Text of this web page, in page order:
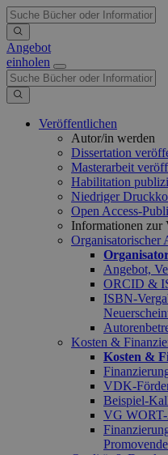
Angebot
einholen
Veröffentlichen
Autor/in werden
Dissertation
Masterarbeit
Habilitation
Niedriger
Open Access-
Informationen zur
Organisatorischer
Angebot,
ORCID &
ISBN-
Kosten &
Kosten &
VDK-
Beispiel-
VG WORT-